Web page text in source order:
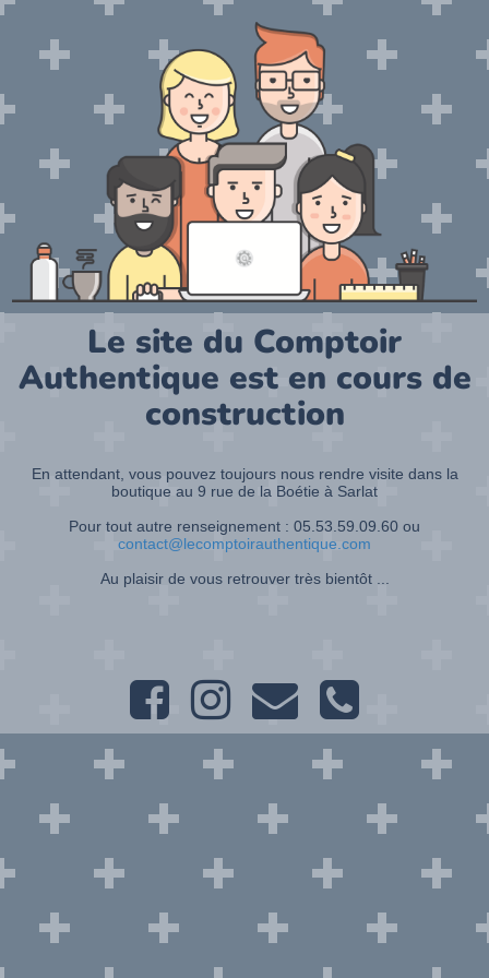
Le site du Comptoir
Authentique est en cours de
construction
En attendant, vous pouvez toujours nous rendre visite dans la
boutique au 9 rue de la Boétie à Sarlat
Pour tout autre renseignement : 05.53.59.09.60 ou
contact@lecomptoirauthentique.com
Au plaisir de vous retrouver très bientôt ...